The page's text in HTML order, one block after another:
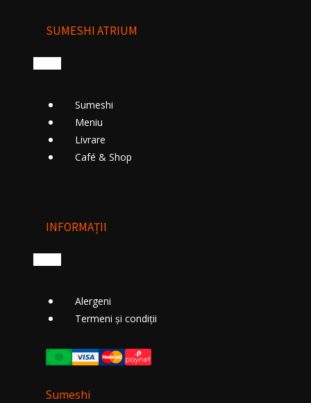
SUMESHI ATRIUM
Sumeshi
Meniu
Livrare
Cafе́ & Shop
INFORMAȚII
Alergeni
Termeni și condiții
Sumeshi